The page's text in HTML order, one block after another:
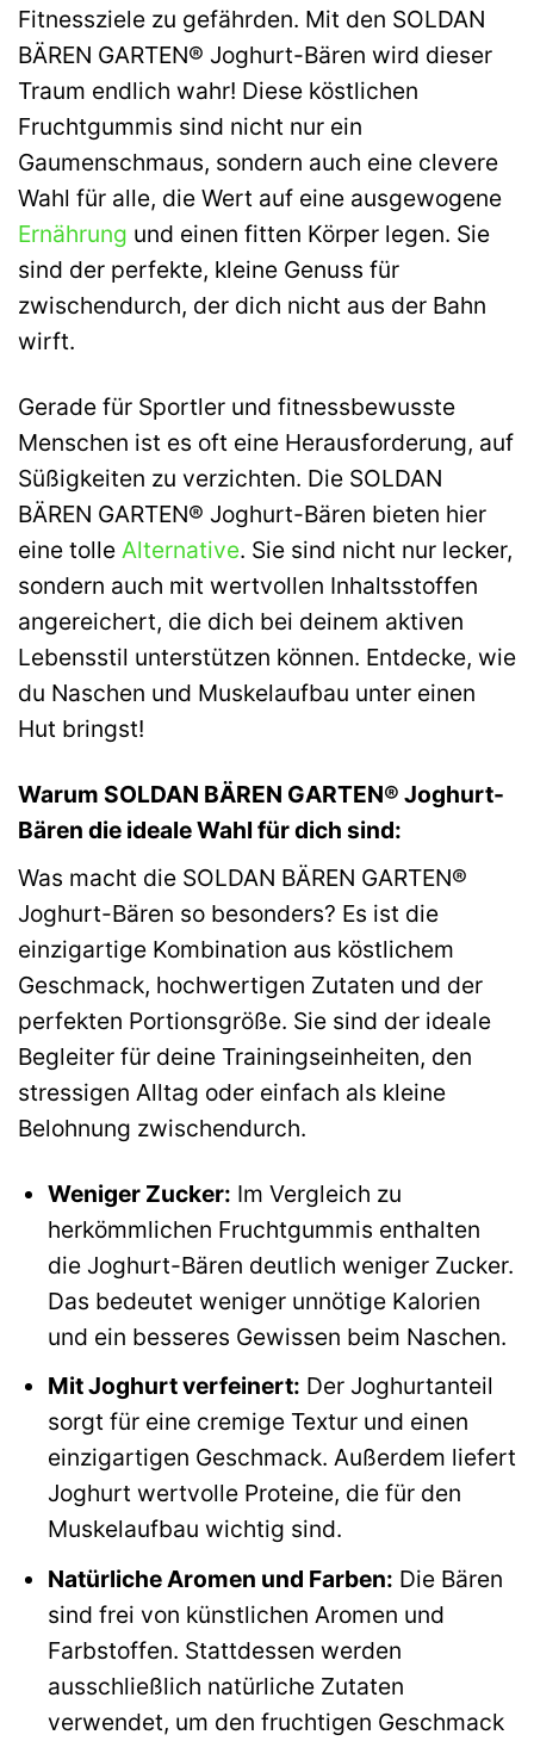
Fitnessziele zu gefährden. Mit den SOLDAN
BÄREN GARTEN® Joghurt-Bären wird dieser
Traum endlich wahr! Diese köstlichen
Fruchtgummis sind nicht nur ein
Gaumenschmaus, sondern auch eine clevere
Wahl für alle, die Wert auf eine ausgewogene
Ernährung und einen fitten Körper legen. Sie
sind der perfekte, kleine Genuss für
zwischendurch, der dich nicht aus der Bahn
wirft.
Gerade für Sportler und fitnessbewusste
Menschen ist es oft eine Herausforderung, auf
Süßigkeiten zu verzichten. Die SOLDAN
BÄREN GARTEN® Joghurt-Bären bieten hier
eine tolle Alternative. Sie sind nicht nur lecker,
sondern auch mit wertvollen Inhaltsstoffen
angereichert, die dich bei deinem aktiven
Lebensstil unterstützen können. Entdecke, wie
du Naschen und Muskelaufbau unter einen
Hut bringst!
Warum SOLDAN BÄREN GARTEN® Joghurt-
Bären die ideale Wahl für dich sind:
Was macht die SOLDAN BÄREN GARTEN®
Joghurt-Bären so besonders? Es ist die
einzigartige Kombination aus köstlichem
Geschmack, hochwertigen Zutaten und der
perfekten Portionsgröße. Sie sind der ideale
Begleiter für deine Trainingseinheiten, den
stressigen Alltag oder einfach als kleine
Belohnung zwischendurch.
Weniger Zucker: Im Vergleich zu
herkömmlichen Fruchtgummis enthalten
die Joghurt-Bären deutlich weniger Zucker.
Das bedeutet weniger unnötige Kalorien
und ein besseres Gewissen beim Naschen.
Mit Joghurt verfeinert: Der Joghurtanteil
sorgt für eine cremige Textur und einen
einzigartigen Geschmack. Außerdem liefert
Joghurt wertvolle Proteine, die für den
Muskelaufbau wichtig sind.
Natürliche Aromen und Farben: Die Bären
sind frei von künstlichen Aromen und
Farbstoffen. Stattdessen werden
ausschließlich natürliche Zutaten
verwendet, um den fruchtigen Geschmack